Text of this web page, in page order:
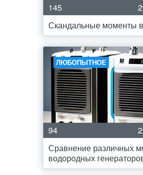
145
Скандальные моменты
ЛЮБОПЫТНОЕ
94
Сравнение различных
водородных